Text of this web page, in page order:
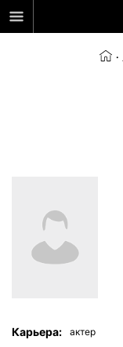
Карьера: актер